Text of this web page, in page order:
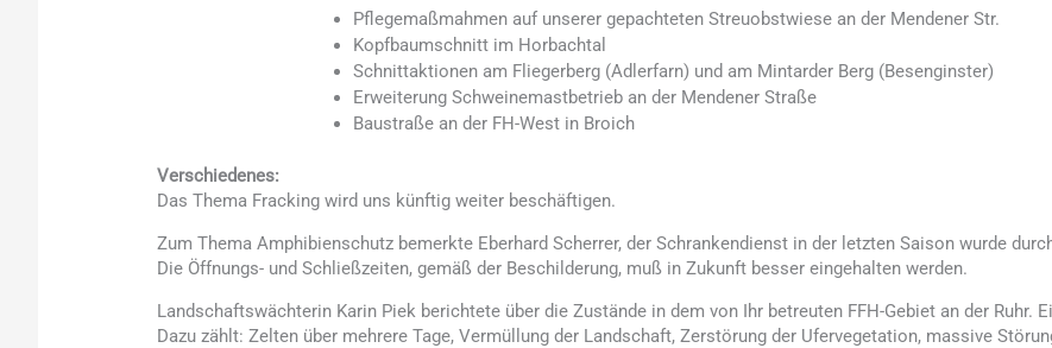
Pflegemaßmahmen auf unserer gepachteten Streuobstwiese an der Mendener Str.
Kopfbaumschnitt im Horbachtal
Schnittaktionen am Fliegerberg (Adlerfarn) und am Mintarder Berg (Besenginster)
Erweiterung Schweinemastbetrieb an der Mendener Straße
Baustraße an der FH-West in Broich
Verschiedenes:
Das Thema Fracking wird uns künftig weiter beschäftigen.
Zum Thema Amphibienschutz bemerkte Eberhard Scherrer, der Schrankendienst in der letzten Saison wurde
Die Öffnungs- und Schließzeiten, gemäß der Beschilderung, muß in Zukunft besser eingehalten werden.
Landschaftswächterin Karin Piek berichtete über die Zustände in dem von Ihr betreuten FFH-Gebiet an der Ruhr.
Dazu zählt: Zelten über mehrere Tage, Vermüllung der Landschaft, Zerstörung der Ufervegetation, massive